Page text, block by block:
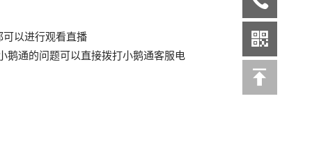
以进行观看直播
鹅通的问题可以直接拨打小鹅通客服电